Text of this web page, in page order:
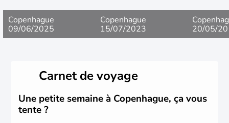
Copenhague
09/06/2025
Copenhague
15/07/2023
20/05/
Carnet de voyage
Une petite semaine à Copenhague, ça vous
tente ?